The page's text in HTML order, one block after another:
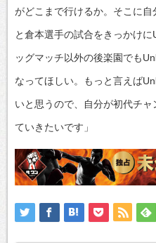
がどこまで行けるか。そこに
と倉本選手の試合をきっかけ
ッグマッチ以外の後楽園でも
なってほしい。もっと言えば
いと思うので、自分が初代チ
ていきたいです」